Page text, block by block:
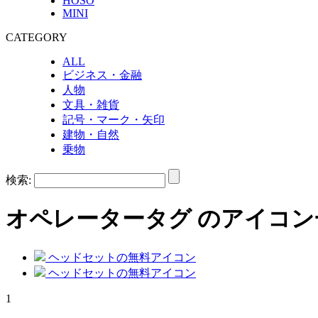
MINI
CATEGORY
ALL
ビジネス・金融
人物
文具・雑貨
記号・マーク・矢印
建物・自然
乗物
検索:
オペレータータグ のアイコ
ヘッドセットの無料アイコン
ヘッドセットの無料アイコン
1